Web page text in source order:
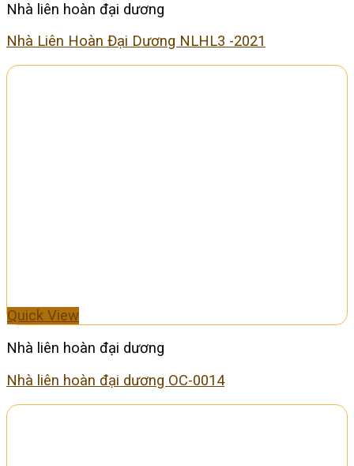
Nhà liên hoàn đại dương
Nhà Liên Hoàn Đại Dương NLHL3 -2021
Quick View
Nhà liên hoàn đại dương
Nhà liên hoàn đại dương OC-0014